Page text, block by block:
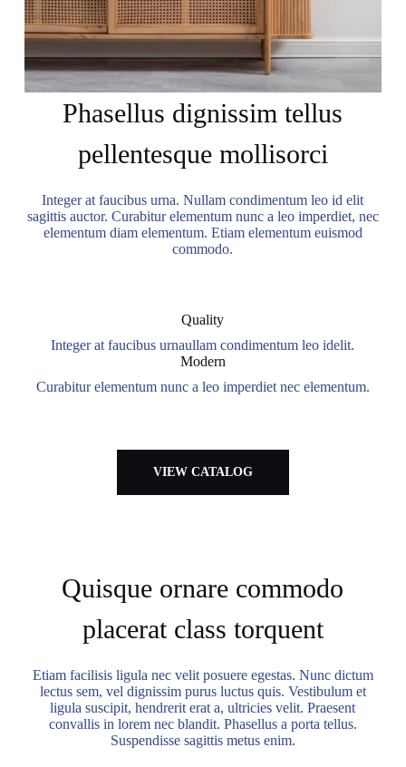
Phasellus dignissim tellus
pellentesque mollisorci
Integer at faucibus urna. Nullam condimentum leo id elit
sagittis auctor. Curabitur elementum nunc a leo imperdiet, nec
elementum diam elementum. Etiam elementum euismod
commodo.
Quality
Integer at faucibus urnaullam condimentum leo idelit.
Modern
Curabitur elementum nunc a leo imperdiet nec elementum.
VIEW CATALOG
Quisque ornare commodo
placerat class torquent
Etiam facilisis ligula nec velit posuere egestas. Nunc dictum
lectus sem, vel dignissim purus luctus quis. Vestibulum et
ligula suscipit, hendrerit erat a, ultricies velit. Praesent
convallis in lorem nec blandit. Phasellus a porta tellus.
Suspendisse sagittis metus enim.